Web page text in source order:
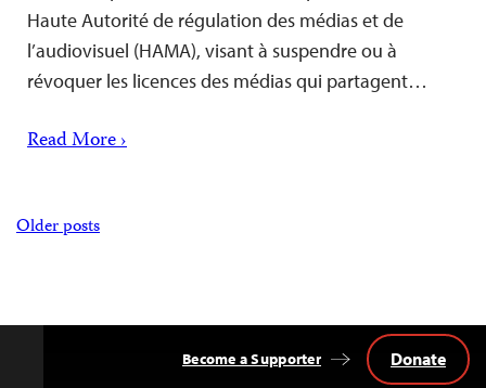
Haute Autorité de régulation des médias et de
l’audiovisuel (HAMA), visant à suspendre ou à
révoquer les licences des médias qui partagent…
Read More ›
Posts
Older posts
Become a Supporter Donate